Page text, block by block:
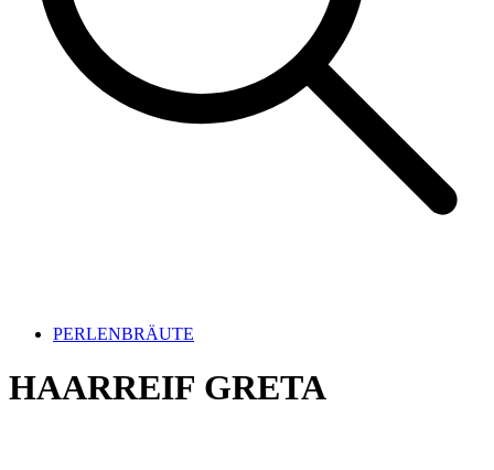
PERLENBRÄUTE
HAARREIF GRETA